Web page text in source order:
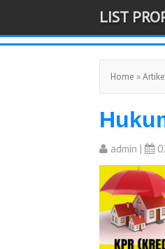
-->
LIST
Home »
admin |